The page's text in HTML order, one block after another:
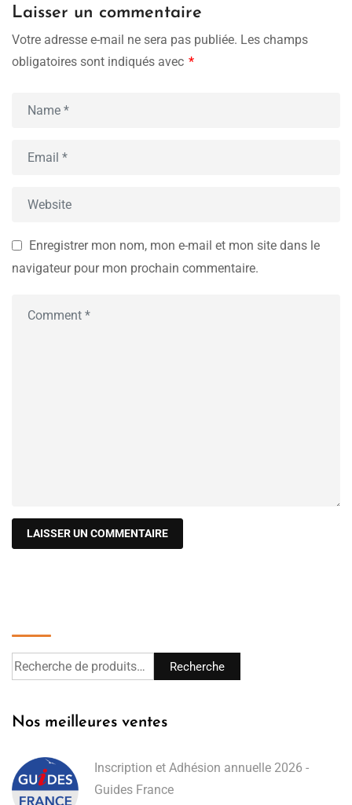
Laisser un commentaire
Votre adresse e-mail ne sera pas publiée. Les champs
obligatoires sont indiqués avec *
Enregistrer mon nom, mon e-mail et mon site dans le
navigateur pour mon prochain commentaire.
Recherche
Nos meilleures ventes
Inscription et Adhésion annuelle 2026 -
Guides France